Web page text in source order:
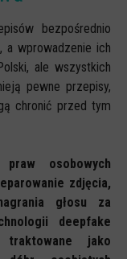
bezpośrednio
a wprowadzenie ich
ale wszystkich
pewne przepisy,
chronić przed tym
praw osobowych
zdjęcia,
głosu za
deepfake
jako